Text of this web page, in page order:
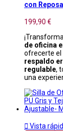
con
199,90 €
de oficina
ofrecerte el
respaldo
regulable,
una
 Vista